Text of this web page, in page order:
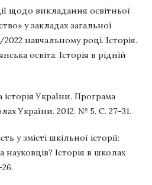
щодо викладання освітньої
у закладах загальної
навчальному році. Історія.
освіта. Історія в рідній
України. Програма
України. 2012. № 5. С. 27–31.
у змісті шкільної історії:
науковців? Історія в школах